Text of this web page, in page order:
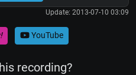
Update: 2013-07-10 03:09
YouTube
recording?